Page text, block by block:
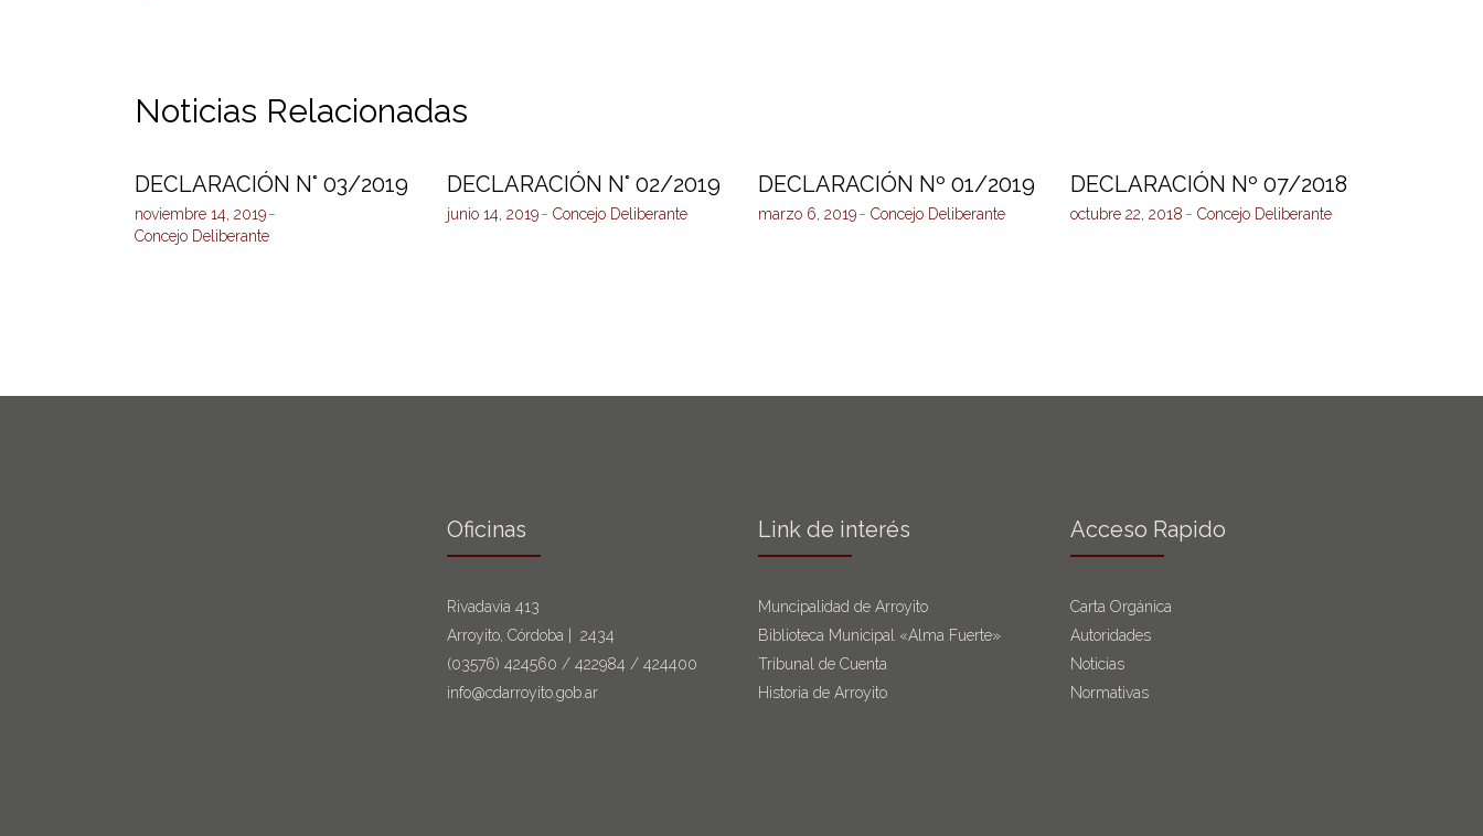
Noticias Relacionadas
DECLARACIÓN N° 03/2019
noviembre 14, 2019
Concejo Deliberante
DECLARACIÓN N° 02/2019
junio 14, 2019 Concejo Deliberante
DECLARACIÓN Nº 01/2019
marzo 6, 2019 Concejo Deliberante
DECLARACIÓN Nº 07/2018
octubre 22, 2018 Concejo Deliberante
Oficinas
Rivadavia 413
Arroyito, Córdoba | 2434
(03576) 424560 / 422984 / 424400
info@cdarroyito.gob.ar
Link de interés
Muncipalidad de Arroyito
Biblioteca Municipal «Alma Fuerte»
Tribunal de Cuenta
Historia de Arroyito
Acceso Rapido
Carta Orgánica
Autoridades
Noticias
Normativas